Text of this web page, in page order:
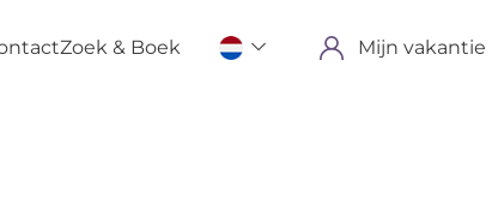
Zoek & Boek Mijn vakantie